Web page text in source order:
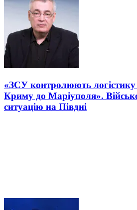
«ЗСУ контролюють логістику
Криму до Маріуполя».
ситуацію на Півдні